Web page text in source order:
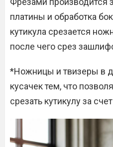
платины и обработка
кутикула срезается
после чего срез
*Ножницы и твизеры в
кусачек тем, что
срезать кутикулу за